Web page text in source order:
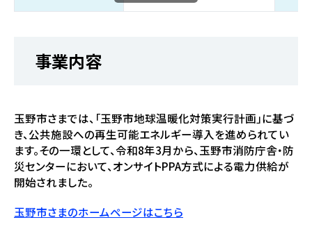
事業内容
玉野市さまでは、「玉野市地球温暖化対策実行計画」に基づ
き、公共施設への再生可能エネルギー導入を進められてい
ます。その一環として、令和8年3月から、玉野市消防庁舎・防
災センターにおいて、オンサイトPPA方式による電力供給が
開始されました。
玉野市さまのホームページはこちら